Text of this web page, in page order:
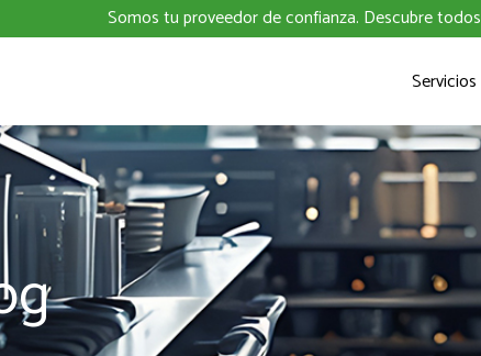
Somos tu proveedor de confianza. Descubre todos
Servicios